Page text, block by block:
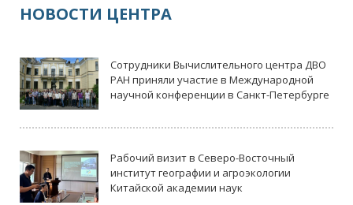
НОВОСТИ ЦЕНТРА
Сотрудники Вычислительного центра ДВО
РАН приняли участие в Международной
научной конференции в Санкт-Петербурге
Рабочий визит в Северо-Восточный
институт географии и агроэкологии
Китайской академии наук